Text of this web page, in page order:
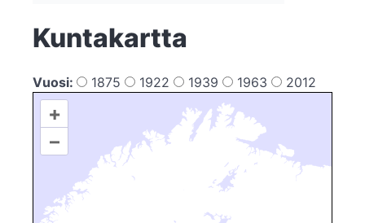
Kuntakartta
Vuosi: 1875 1922 1939 1963 2012
+
–